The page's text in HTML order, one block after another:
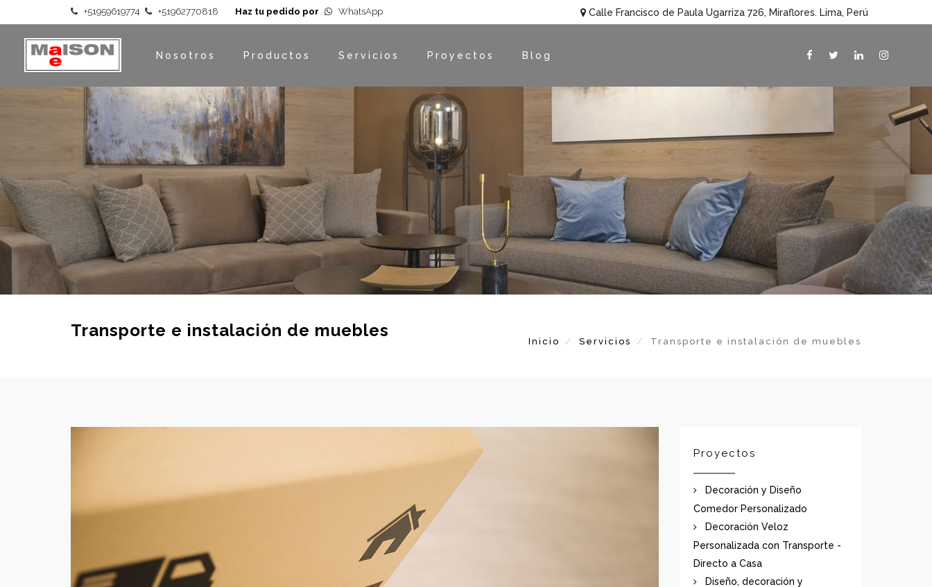
+51959619774 +51962770818 Haz tu pedido por WhatsApp Calle Francisco de Paula Ugarriza 726, Miraflores. Lima, Perú
Nosotros Productos Servicios Proyectos Blog
Transporte e instalación de muebles
Inicio Servicios Transporte e instalación de muebles
Proyectos
Decoración y Diseño
Comedor Personalizado
Decoración Veloz
Personalizada con Transporte -
Directo a Casa
Diseño, decoración y